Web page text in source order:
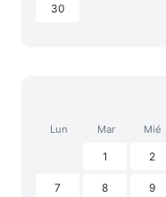
30
Lun Mar Mié
1 2
7 8 9